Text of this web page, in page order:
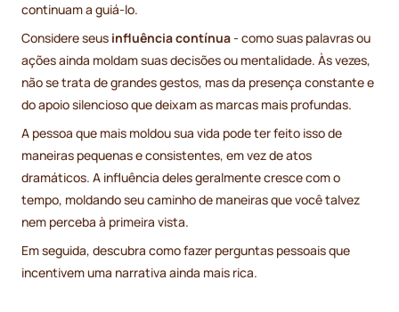
continuam a guiá-lo.
Considere seus influência contínua- como suas palavras ou
ações ainda moldam suas decisões ou mentalidade. Às vezes,
não se trata de grandes gestos, mas da presença constante e
do apoio silencioso que deixam as marcas mais profundas.
A pessoa que mais moldou sua vida pode ter feito isso de
maneiras pequenas e consistentes, em vez de atos
dramáticos. A influência deles geralmente cresce com o
tempo, moldando seu caminho de maneiras que você talvez
nem perceba à primeira vista.
Em seguida, descubra como fazer perguntas pessoais que
incentivem uma narrativa ainda mais rica.